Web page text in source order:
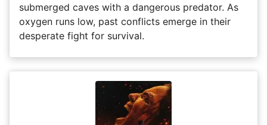
submerged caves with a dangerous predator. As
oxygen runs low, past conflicts emerge in their
desperate fight for survival.